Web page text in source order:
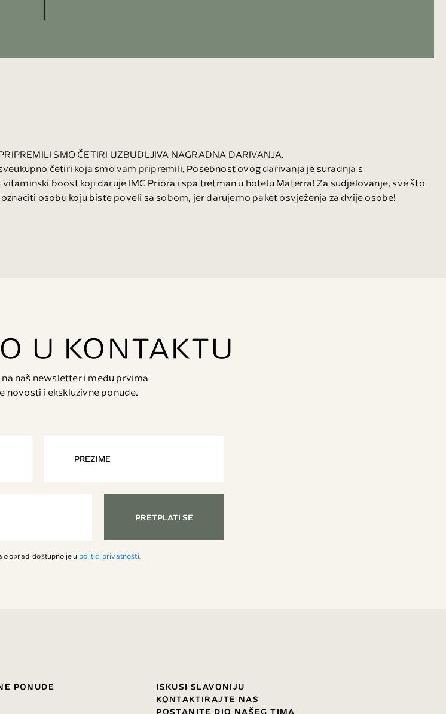
SMO ČETIRI UZBUDLJIVA NAGRADNA DARIVANJA.
četiri koja smo vam pripremili. Posebnost ovog darivanja je suradnja s
boost koji daruje IMC Priora i spa tretman u hotelu Materra! Za sudjelovanje, sve što
osobu koju biste poveli sa sobom, jer darujemo paket osvježenja za dvije osobe!
U KONTAKTU
naš newsletter i među prvima
novosti i ekskluzivne ponude.
PRETPLATI SE
obradi dostupno je u politici privatnosti.
PONUDE
ISKUSI SLAVONIJU
KONTAKTIRAJTE NAS
POSTANITE DIO NAŠEG TIMA